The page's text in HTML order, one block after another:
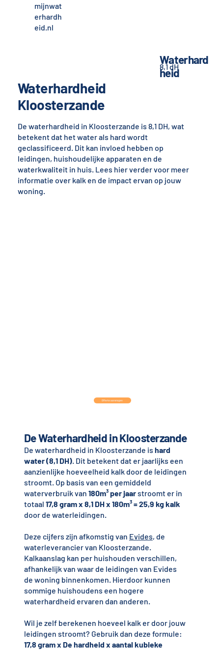
mijnwat
erhardh
eid.nl
Waterhardheid
Kloosterzande
De waterhardheid in Kloosterzande is 8,1 DH, wat
betekent dat het water als hard wordt
geclassificeerd. Dit kan invloed hebben op
leidingen, huishoudelijke apparaten en de
waterkwaliteit in huis. Lees hier verder voor meer
informatie over kalk en de impact ervan op jouw
woning.
Waterhard
heid
8,1 dH
De Waterhardheid in Kloosterzande
De waterhardheid in Kloosterzande is hard
water (8,1 DH). Dit betekent dat er jaarlijks een
aanzienlijke hoeveelheid kalk door de leidingen
stroomt. Op basis van een gemiddeld
waterverbruik van 180m³ per jaarstroomt er in
totaal 17,8 gram x 8,1 DH x 180m³ = 25,9 kg kalk
door de waterleidingen.
Deze cijfers zijn afkomstig van Evides, de
waterleverancier van Kloosterzande.
Kalkaanslag kan per huishouden verschillen,
afhankelijk van waar de leidingen van Evides
de woning binnenkomen. Hierdoor kunnen
sommige huishoudens een hogere
waterhardheid ervaren dan anderen.
Wil je zelf berekenen hoeveel kalk er door jouw
leidingen stroomt? Gebruik dan deze formule:
17,8 gram x De hardheid x aantal kubieke
Offerte aanvragen